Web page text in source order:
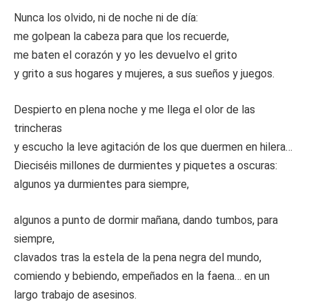
Nunca los olvido, ni de noche ni de día:
me golpean la cabeza para que los recuerde,
me baten el corazón y yo les devuelvo el grito
y grito a sus hogares y mujeres, a sus sueños y juegos.
Despierto en plena noche y me llega el olor de las
trincheras
y escucho la leve agitación de los que duermen en hilera…
Dieciséis millones de durmientes y piquetes a oscuras:
algunos ya durmientes para siempre,
algunos a punto de dormir mañana, dando tumbos, para
siempre,
clavados tras la estela de la pena negra del mundo,
comiendo y bebiendo, empeñados en la faena… en un
largo trabajo de asesinos.